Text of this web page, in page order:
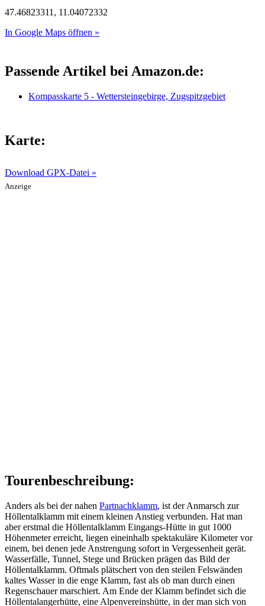
47.46823311, 11.04072332
In Google Maps öffnen »
Passende Artikel bei Amazon.de:
Kompasskarte 5 - Wettersteingebirge, Zugspitzgebiet
Karte:
Download GPX-Datei »
Anzeige
Tourenbeschreibung:
Anders als bei der nahen Partnachklamm, ist der Anmarsch zur
Höllentalklamm mit einem kleinen Anstieg verbunden. Hat man
aber erstmal die Höllentalklamm Eingangs-Hütte in gut 1000
Höhenmeter erreicht, liegen eineinhalb spektakuläre Kilometer vor
einem, bei denen jede Anstrengung sofort in Vergessenheit gerät.
Wasserfälle, Tunnel, Stege und Brücken prägen das Bild der
Höllentalklamm. Oftmals plätschert von den steilen Felswänden
kaltes Wasser in die enge Klamm, fast als ob man durch einen
Regenschauer marschiert. Am Ende der Klamm befindet sich die
Höllentalangerhütte, eine Alpenvereinshütte, in der man sich von